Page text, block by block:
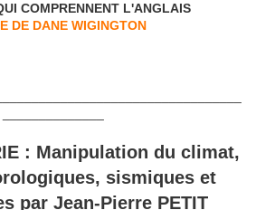
COMPRENNENT L'ANGLAIS
DE DANE WIGINGTON
: Manipulation du climat,
sismiques et
par Jean-Pierre PETIT